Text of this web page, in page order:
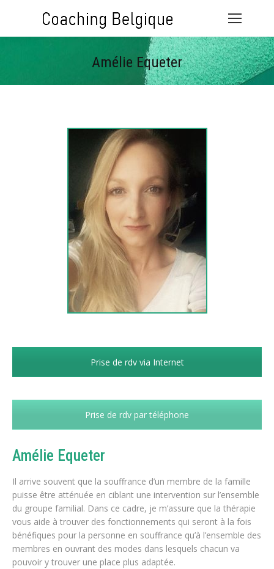
Amélie Equeter
Vous êtes ici :
Prise de rdv via Internet
Prise de rdv par téléphone
Amélie Equeter
Il arrive souvent que la souffrance d’un membre de la famille
puisse être atténuée en ciblant une intervention sur l’ensemble
du groupe familial. Dans ce cadre, je m’assure que la thérapie
vous aide à trouver des fonctionnements qui seront à la fois
bénéfiques pour la personne en souffrance qu’à l’ensemble des
membres en ouvrant des modes dans lesquels chacun va
pouvoir y trouver une place plus adaptée.